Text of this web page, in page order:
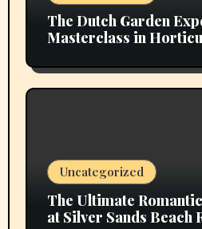
The Dutch Garden
Masterclass in
Uncategorized
The Ultimate
at Silver Sands Beach